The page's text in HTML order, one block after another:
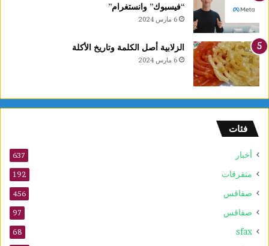
“فيسبوك” وانستغرام”
6 مارس 2024
الزلابية أصل الكلمة وتاريخ الأكلة
6 مارس 2024
فئات
أخبار 637
متفرقات 192
صفاقس 456
صفاقس 97
sfax
68